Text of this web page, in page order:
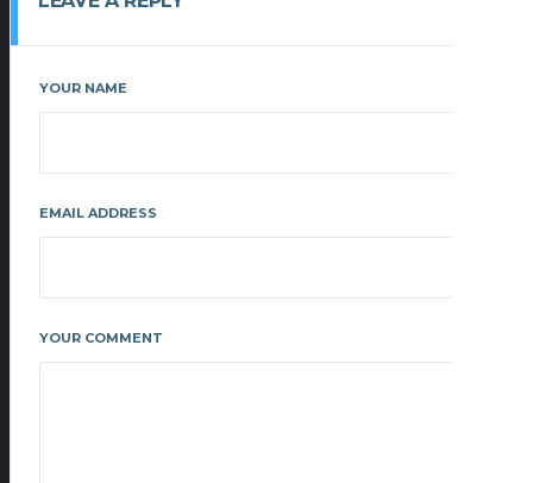
YOUR NAME
EMAIL ADDRESS
YOUR COMMENT